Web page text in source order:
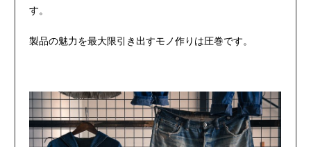
す。
製品の魅力を最大限引き出すモノ作りは圧巻です。